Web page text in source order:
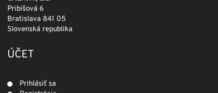
Pribišová 6
Bratislava 841 05
Slovenská republika
ÚČET
Prihlásiť sa